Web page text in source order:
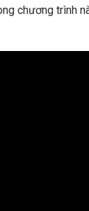
chương trình